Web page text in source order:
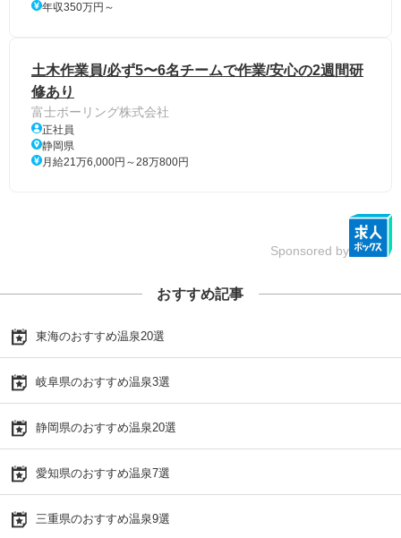
年収350万円～
土木作業員/必ず5〜6名チームで作業/安心の2週間研
修あり
富士ボーリング株式会社
正社員
静岡県
月給21万6,000円～28万800円
Sponsored by
おすすめ記事
東海のおすすめ温泉20選
岐阜県のおすすめ温泉3選
静岡県のおすすめ温泉20選
愛知県のおすすめ温泉7選
三重県のおすすめ温泉9選